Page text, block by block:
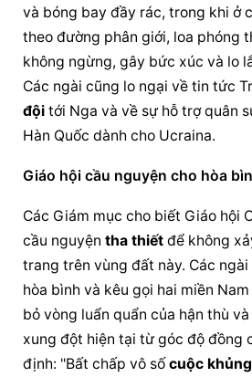
và bóng bay đầy rác, trong khi ở
theo đường phân giới, loa phóng
không ngừng, gây bức xúc và lo
Các ngài cũng lo ngại về tin tức
đội tới Nga và về sự hỗ trợ quân
Hàn Quốc dành cho Ucraina.
Giáo hội cầu nguyện cho hòa
Các Giám mục cho biết Giáo hội
cầu nguyện tha thiết để không
trang trên vùng đất này. Các
hòa bình và kêu gọi hai miền
xung đột hiện tại từ góc độ đồng
định: "Bất chấp vô số cuộc